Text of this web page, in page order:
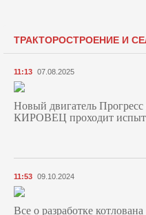
ТРАКТОРОСТРОЕНИЕ И
11:13 07.08.2025
Новый двигатель
КИРОВЕЦ проходит
11:53 09.10.2024
Все о разработке